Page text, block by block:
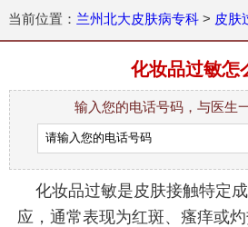
当前位置： 兰州北大皮肤病专科> 皮肤
化妆品过敏怎
输入您的电话号码，与医生
化妆品过敏是皮肤接触特定
应，通常表现为红斑、瘙痒或